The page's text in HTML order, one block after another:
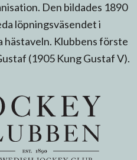
Den bildades 1890
löpningsväsendet i
hästaveln. Klubbens förste
(1905 Kung Gustaf V).